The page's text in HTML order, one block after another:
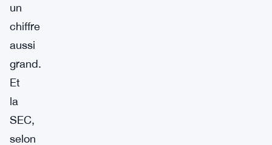
un
chiffre
aussi
grand.
Et
la
SEC,
selon